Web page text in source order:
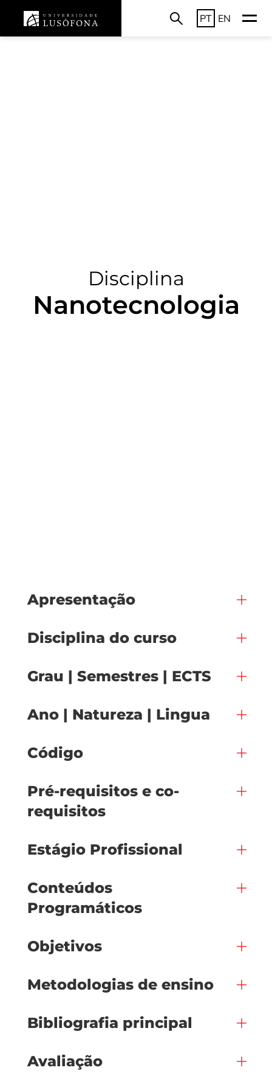
PT EN
Disciplina
Nanotecnologia
Apresentação
Disciplina do curso
Grau | Semestres | ECTS
Ano | Natureza | Lingua
Código
Pré-requisitos e co-
requisitos
Estágio Profissional
Conteúdos
Programáticos
Objetivos
Metodologias de ensino
Bibliografia principal
Avaliação